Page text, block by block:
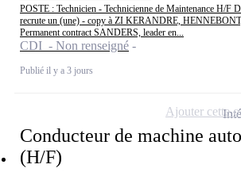
POSTE : Technicien - Technicienne de Maintenance H/F
recrute un (une) - copy à ZI KERANDRE,
Permanent contract SANDERS, leader en...
CDI - Non renseigné
Publié il y a 3 jours
Conducteur de machine
(H/F)
Ajouter cette